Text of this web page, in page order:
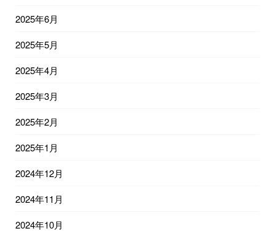
2025年6月
2025年5月
2025年4月
2025年3月
2025年2月
2025年1月
2024年12月
2024年11月
2024年10月